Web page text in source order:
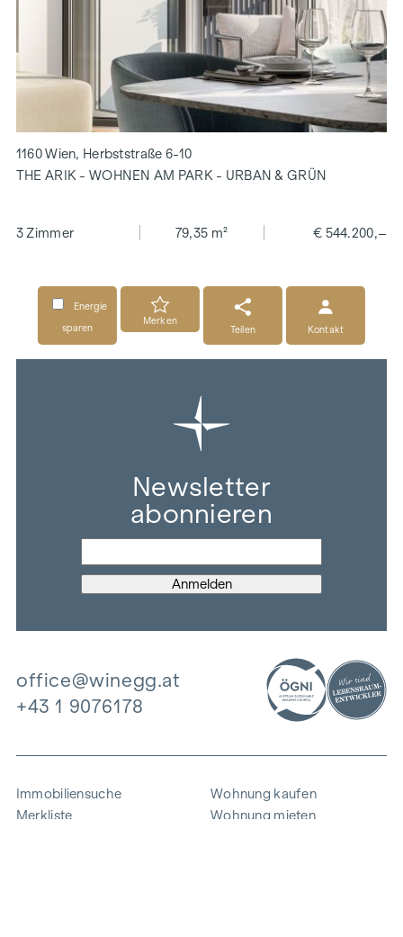
1160 Wien, Herbststraße 6-10
THE ARIK - WOHNEN AM PARK - URBAN & GRÜN
3 Zimmer 79,35 m² € 544.200,–
Energie
sparen
Merken
Teilen
Kontakt
Newsletter
abonnieren
office@winegg.at
+43 1 9076178
Immobiliensuche
Merkliste
Wohnung kaufen
Wohnung mieten